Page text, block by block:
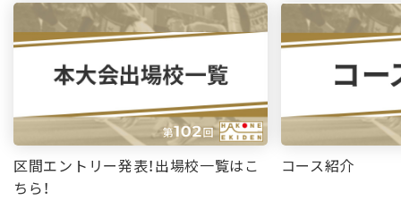
区間エントリー発表！出場校一覧はこ
ちら！
コース紹介